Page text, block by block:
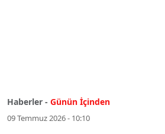
Haberler - Günün İçinden
09 Temmuz 2026 - 10:10